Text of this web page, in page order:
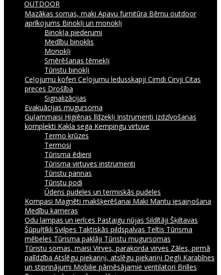
OUTDOOR
Mazākas somas, maki Apavu furnitūra Bērnu outdoor
aprīkojums Binokļi un monokļi
Binokļa piederumi
Medību binoklis
Monokļi
Smērēšanas tēmekļi
Tūristu binokļi
Ceļojumu koferi Ceļojumu ledusskapji Cimdi Cirvji Citas
preces Drošība
Signalizācijas
Evakuācijas mugursoma
Guļammaisi Higiēnas līdzekļi Instrumenti Izdzīvošanas
komplekti Kakla sega Kempingu virtuve
Termo krūzes
Termosi
Tūrisma ēdieni
Tūrisma virtuves instrumenti
Tūristu pannas
Tūristu podi
Ūdens pudeles un termiskās pudeles
Kompasi Magnēti makšķerēšanai Maki Mantu iesaiņošana
Medību kameras
Odu lampas un ierīces Pastaigu nūjas Sildītāji Šķiltavas
Šūpuļtīkli Svilpes Taktiskās pildspalvas Teltis Tūrisma
mēbeles Tūrisma paklāji Tūristu mugursomas
Tūristu somas, maisi Virves, parakorda virves Zāles, pirmā
palīdzība Atslēgu piekariņi, atslēgu piekariņi Degļi Karabīnes
un stiprinājumi Mobilie pārnēsājamie ventilatori Brilles